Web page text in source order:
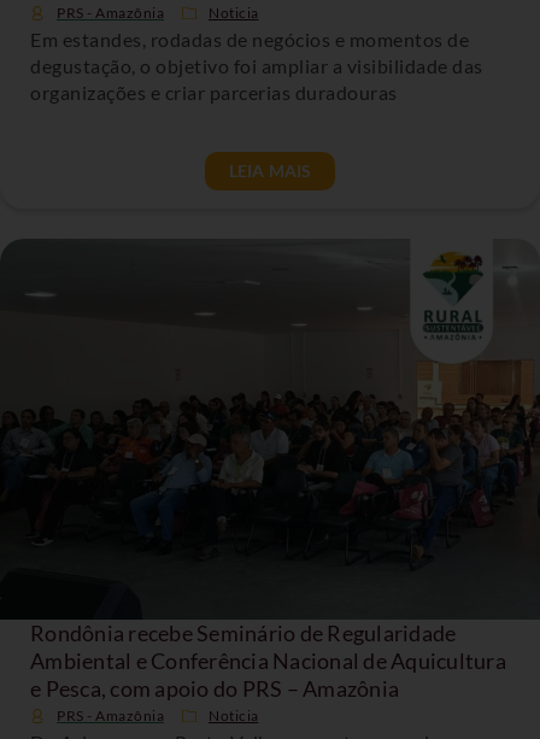
PRS - Amazônia Noticia
Em estandes, rodadas de negócios e momentos de
degustação, o objetivo foi ampliar a visibilidade das
organizações e criar parcerias duradouras
LEIA MAIS
Rondônia recebe Seminário de Regularidade
Ambiental e Conferência Nacional de Aquicultura
e Pesca, com apoio do PRS – Amazônia
PRS - Amazônia Noticia